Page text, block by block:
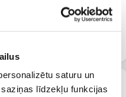
saturu un
līdzekļu funkcijas